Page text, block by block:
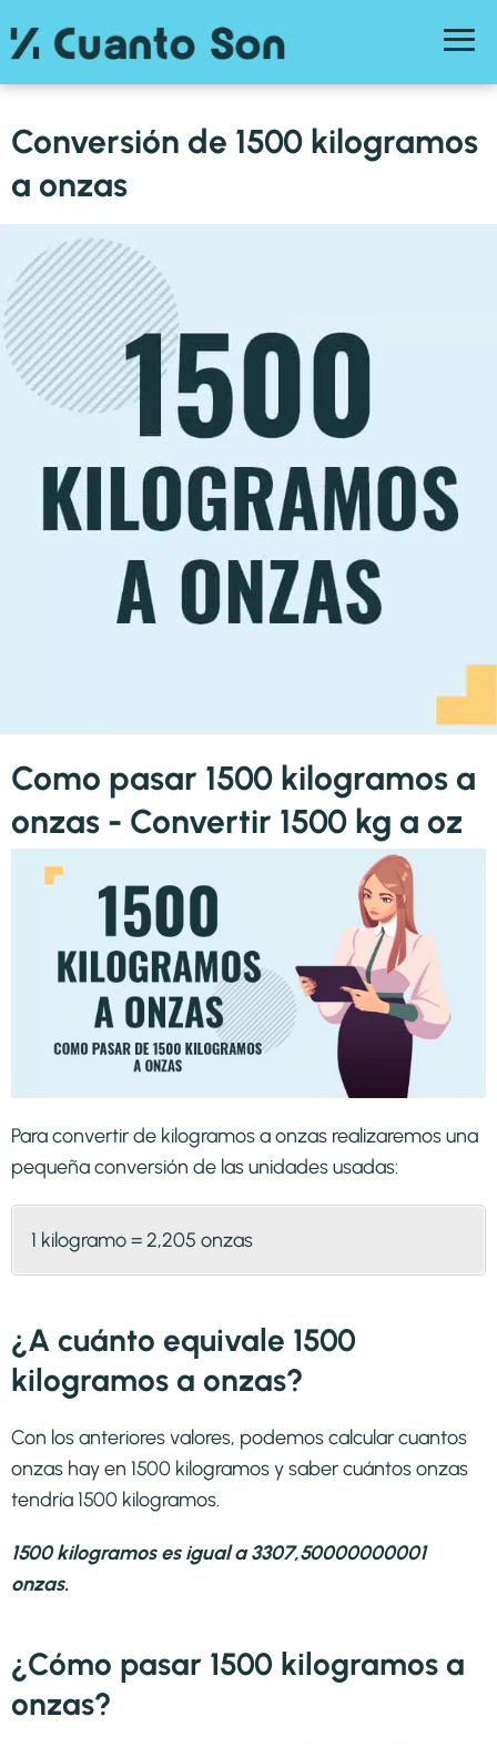
Conversión de 1500 kilogramos
a onzas
Como pasar 1500 kilogramos a
onzas - Convertir 1500 kg a oz
Para convertir de kilogramos a onzas realizaremos una
pequeña conversión de las unidades usadas:
1 kilogramo = 2,205 onzas
¿A cuánto equivale 1500
kilogramos a onzas?
Con los anteriores valores, podemos calcular cuantos
onzas hay en 1500 kilogramos y saber cuántos onzas
tendría 1500 kilogramos.
1500 kilogramos es igual a 3307,50000000001
onzas.
¿Cómo pasar 1500 kilogramos a
onzas?